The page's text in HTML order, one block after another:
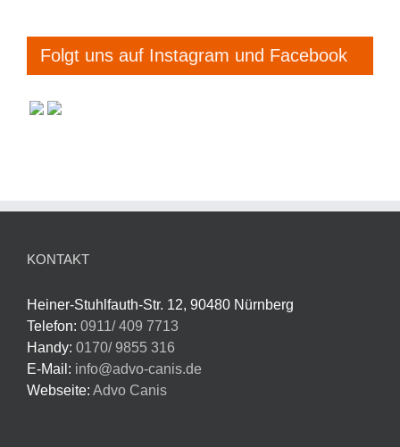
Folgt uns auf Instagram und Facebook
KONTAKT
Heiner-Stuhlfauth-Str. 12, 90480 Nürnberg
Telefon: 0911/ 409 7713
Handy: 0170/ 9855 316
E-Mail: info@advo-canis.de
Webseite: Advo Canis